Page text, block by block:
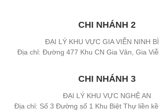
CHI NHÁNH 2
ĐẠI LÝ KHU VỰC GIA VIỄN NINH
Địa chỉ: Đường 477 Khu CN Gia Vân, Gia
CHI NHÁNH 3
ĐẠI LÝ KHU VỰC NGHỆ AN
Địa chỉ: Số 3 Đường số 1 Khu Biệt Thự liền kề